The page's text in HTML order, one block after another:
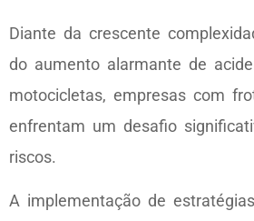
Diante da crescente
do aumento alarmante de
motocicletas, empresas com
enfrentam um desafio
riscos.
A implementação de